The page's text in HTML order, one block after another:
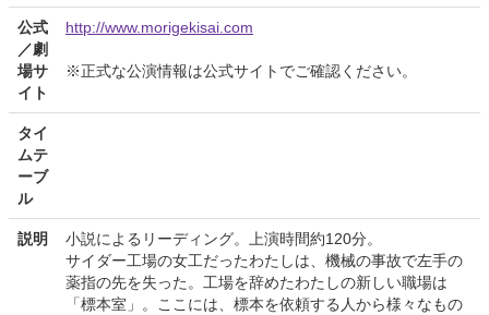
公式
／劇
場サ
イト
http://www.morigekisai.com
※正式な公演情報は公式サイトでご確認ください。
タイ
ムテ
ーブ
ル
説明
小説によるリーディング。上演時間約120分。
サイダー工場の女工だったわたしは、機械の事故で左手の
薬指の先を失った。工場を辞めたわたしの新しい職場は
「標本室」。ここには、標本を依頼する人から様々なもの